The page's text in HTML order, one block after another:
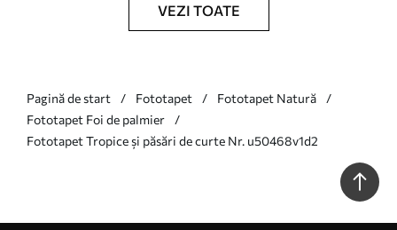
VEZI TOATE
Pagină de start Fototapet
Fototapet Natură
Fototapet Foi de palmier
Fototapet Tropice și păsări de curte Nr. u50468v1d2